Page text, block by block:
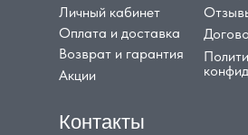
Контакты
Личный кабинет
Оплата и доставка
Возврат и гарантия
Акции